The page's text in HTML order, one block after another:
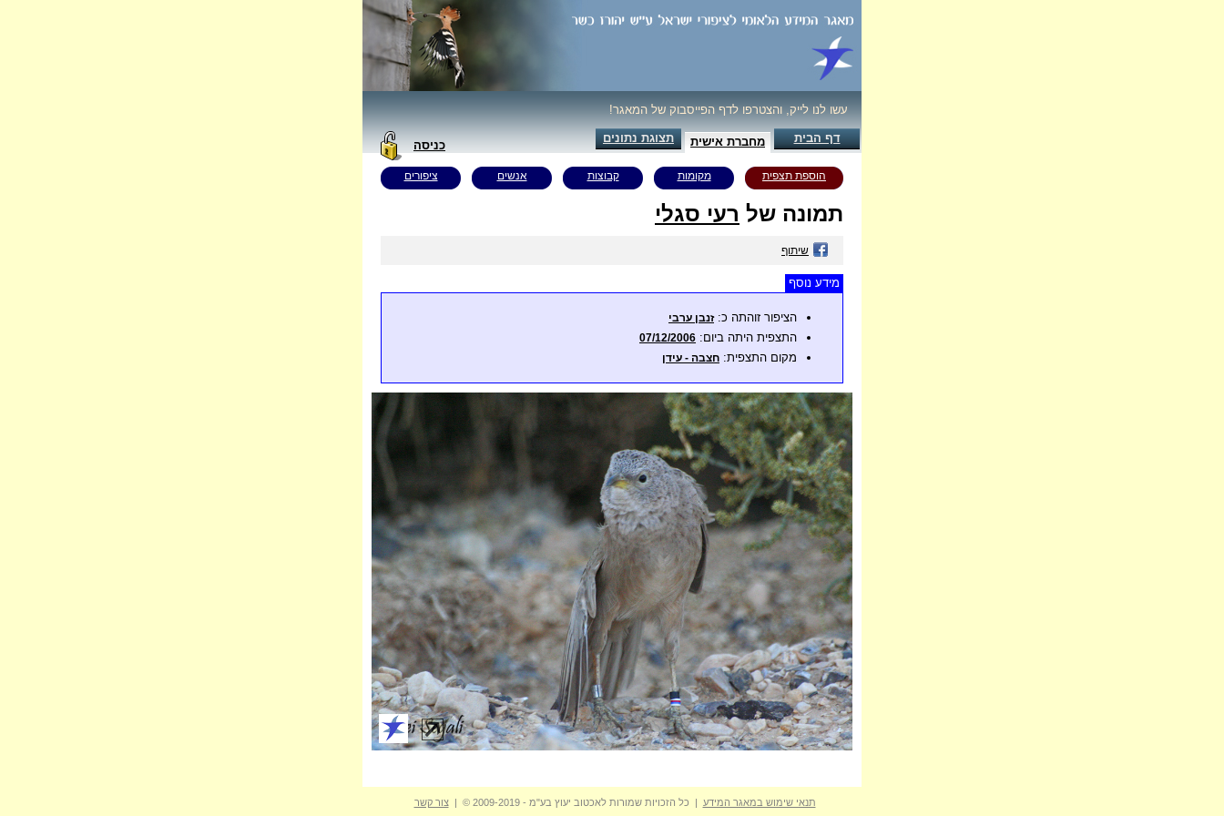
עשו לנו לייק, והצטרפו לדף הפייסבוק של המאגר!
דף הבית מחברת אישית תצוגת נתונים
כניסה
הוספת תצפית מקומות קבוצות אנשים ציפורים
תמונה של רעי סגלי
שיתוף
מידע נוסף
הציפור זוהתה כ:זנבן ערבי
התצפית היתה ביום: 07/12/2006
מקום התצפית: חצבה - עידן
תנאי שימוש במאגר המידע | כל הזכויות שמורות לאכטוב יעוץ בע"מ - 2009-2019 © | צור קשר